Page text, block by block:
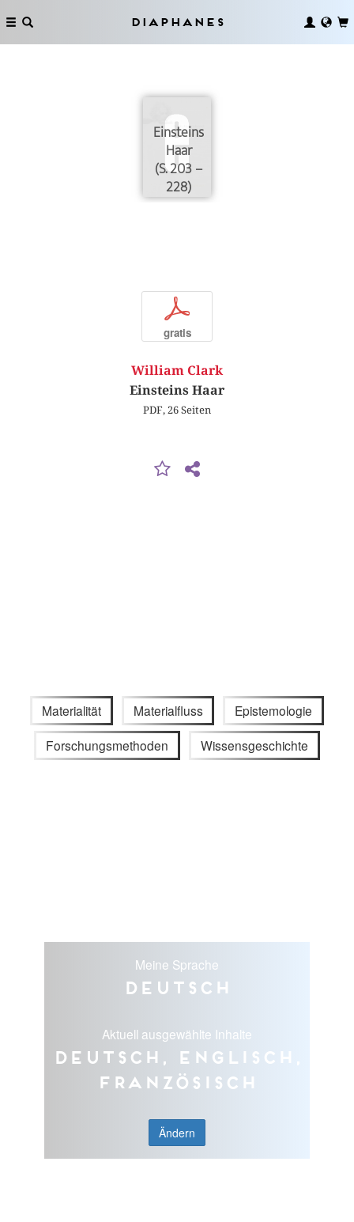
Diaphanes
Einsteins
Haar
(S. 203 –
228)
p
gratis
William Clark
Einsteins Haar
PDF, 26 Seiten
Materialität Materialfluss Epistemologie
Forschungsmethoden Wissensgeschichte
Meine Sprache
Deutsch
Aktuell ausgewählte Inhalte
Deutsch, Englisch,
Französisch
Ändern